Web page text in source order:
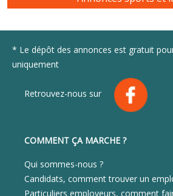
* Le dépôt des annonces est gratuit
uniquement
Retrouvez-nous sur
COMMENT ÇA MARCHE ?
Qui sommes-nous ?
Candidats, comment trouver un
Particuliers employeurs, comment